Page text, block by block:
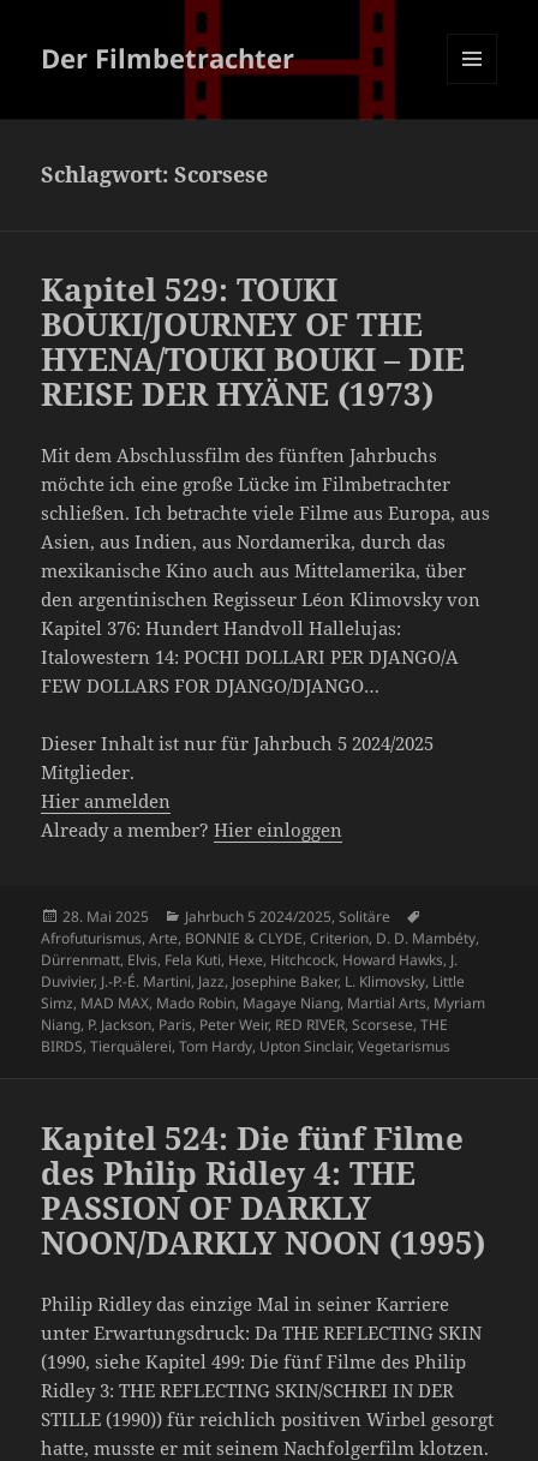
Der Filmbetrachter
Schlagwort:Scorsese
Kapitel 529: TOUKI
BOUKI/JOURNEY OF THE
HYENA/TOUKI BOUKI – DIE
REISE DER HYÄNE (1973)
Mit dem Abschlussfilm des fünften Jahrbuchs
möchte ich eine große Lücke im Filmbetrachter
schließen. Ich betrachte viele Filme aus Europa, aus
Asien, aus Indien, aus Nordamerika, durch das
mexikanische Kino auch aus Mittelamerika, über
den argentinischen Regisseur Léon Klimovsky von
Kapitel 376: Hundert Handvoll Hallelujas:
Italowestern 14: POCHI DOLLARI PER DJANGO/A
FEW DOLLARS FOR DJANGO/DJANGO…
Dieser Inhalt ist nur für Jahrbuch 5 2024/2025
Mitglieder.
Hier anmelden
Already a member?Hier einloggen
Veröffentlicht
am
28. Mai 2025 Kategorien
Jahrbuch 5 2024/2025,Solitäre
Afrofuturismus,Arte, BONNIE & CLYDE,Criterion, D. D. Mambéty,
Dürrenmatt, Elvis, Fela Kuti, Hexe, Hitchcock, Howard Hawks, J.
Duvivier, J.-P.-É. Martini, Jazz, Josephine Baker, L. Klimovsky, Little
Simz, MAD MAX, Mado Robin, Magaye Niang, Martial Arts, Myriam
Niang, P. Jackson, Paris, Peter Weir, RED RIVER,Scorsese,THE
BIRDS,Tierquälerei,Tom Hardy, Upton Sinclair,Vegetarismus
Kapitel 524: Die fünf Filme
des Philip Ridley 4: THE
PASSION OF DARKLY
NOON/DARKLY NOON (1995)
Philip Ridley das einzige Mal in seiner Karriere
unter Erwartungsdruck: Da THE REFLECTING SKIN
(1990, siehe Kapitel 499: Die fünf Filme des Philip
Ridley 3: THE REFLECTING SKIN/SCHREI IN DER
STILLE (1990)) für reichlich positiven Wirbel gesorgt
hatte, musste er mit seinem Nachfolgerfilm klotzen.